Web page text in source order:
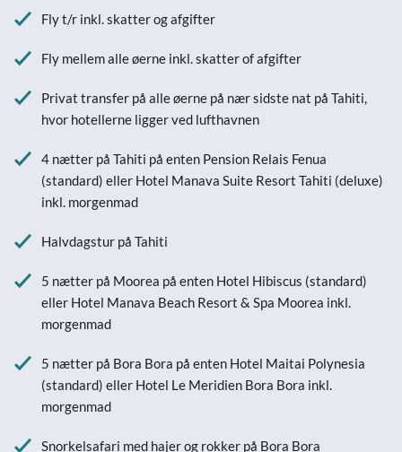
Fly t/r inkl. skatter og afgifter
Fly mellem alle øerne inkl. skatter of afgifter
Privat transfer på alle øerne på nær sidste nat på Tahiti,
hvor hotellerne ligger ved lufthavnen
4 nætter på Tahiti på enten Pension Relais Fenua
(standard) eller Hotel Manava Suite Resort Tahiti (deluxe)
inkl. morgenmad
Halvdagstur på Tahiti
5 nætter på Moorea på enten Hotel Hibiscus (standard)
eller Hotel Manava Beach Resort & Spa Moorea inkl.
morgenmad
5 nætter på Bora Bora på enten Hotel Maitai Polynesia
(standard) eller Hotel Le Meridien Bora Bora inkl.
morgenmad
Snorkelsafari med hajer og rokker på Bora Bora